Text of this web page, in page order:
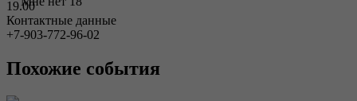
19.00
Контактные данные
+7-903-772-96-02
Похожие события